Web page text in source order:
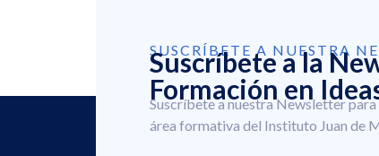
SUSCRÍBETE A NUESTRA
Suscríbete a la
Formación en
Suscríbete a nuestra Newsletter
área formativa del Instituto Juan de